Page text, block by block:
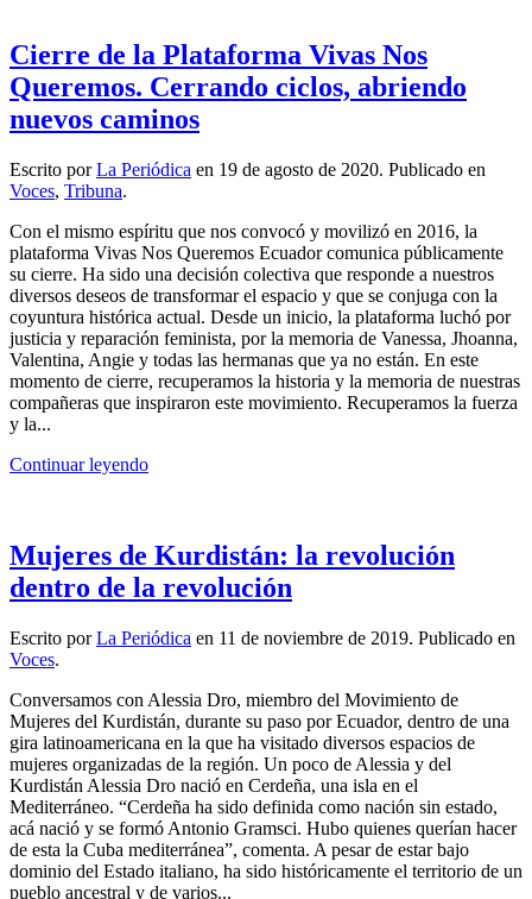
Cierre de la Plataforma Vivas Nos
Queremos. Cerrando ciclos, abriendo
nuevos caminos
Escrito porLa Periódica en 19 de agosto de 2020. Publicado en
Voces, Tribuna.
Con el mismo espíritu que nos convocó y movilizó en 2016, la
plataforma Vivas Nos Queremos Ecuador comunica públicamente
su cierre. Ha sido una decisión colectiva que responde a nuestros
diversos deseos de transformar el espacio y que se conjuga con la
coyuntura histórica actual. Desde un inicio, la plataforma luchó por
justicia y reparación feminista, por la memoria de Vanessa, Jhoanna,
Valentina, Angie y todas las hermanas que ya no están. En este
momento de cierre, recuperamos la historia y la memoria de nuestras
compañeras que inspiraron este movimiento. Recuperamos la fuerza
y la...
Continuar leyendo
Mujeres de Kurdistán: la revolución
dentro de la revolución
Escrito porLa Periódica en 11 de noviembre de 2019. Publicado en
Voces.
Conversamos con Alessia Dro, miembro del Movimiento de
Mujeres del Kurdistán, durante su paso por Ecuador, dentro de una
gira latinoamericana en la que ha visitado diversos espacios de
mujeres organizadas de la región. Un poco de Alessia y del
Kurdistán Alessia Dro nació en Cerdeña, una isla en el
Mediterráneo. “Cerdeña ha sido definida como nación sin estado,
acá nació y se formó Antonio Gramsci. Hubo quienes querían hacer
de esta la Cuba mediterránea”, comenta. A pesar de estar bajo
dominio del Estado italiano, ha sido históricamente el territorio de un
pueblo ancestral y de varios...